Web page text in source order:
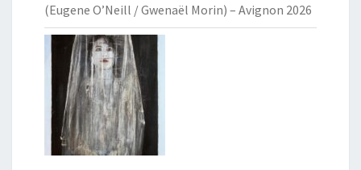
(Eugene O’Neill / Gwenaël Morin) – Avignon 2026